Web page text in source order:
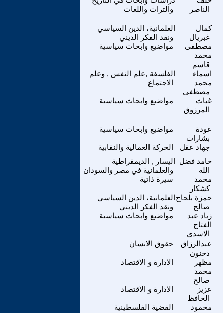
والتراث واللغات
الناصر
العلمانية، الدين السياسي
ونقد الفكر الديني
كمال
غبريال
مواضيع وابحاث سياسية
مصطفى
محمد
قاسم
الفلسفة ,علم النفس , وعلم
الاجتماع
اسماء
محمد
مصطفى
مواضيع وابحاث سياسية
غياث
المرزوق
مواضيع وابحاث سياسية
عودة
بشارات
الحركة العمالية والنقابية جهاد عقل
اليسار , الديمقراطية
والعلمانية في مصر والسودان
حامد فضل
الله
سيرة ذاتية
محمد
كشكار
العلمانية، الدين السياسي
ونقد الفكر الديني
حمزة بلحاج
صالح
مواضيع وابحاث سياسية
زياد عبد
الفتاح
الاسدي
حقوق الانسان
عبدالرزاق
دحنون
الادارة و الاقتصاد
مظهر
محمد
صالح
الادارة و الاقتصاد
عزيز
الحافظ
القضية الفلسطينية
محمود